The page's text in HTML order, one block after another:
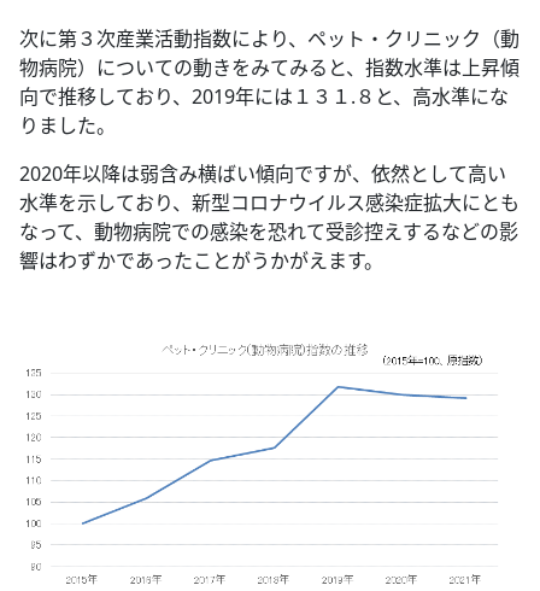
次に第３次産業活動指数により、ペット・クリニック（動
物病院）についての動きをみてみると、指数水準は上昇傾
向で推移しており、2019年には１３１.８と、高水準にな
りました。
2020年以降は弱含み横ばい傾向ですが、依然として高い
水準を示しており、新型コロナウイルス感染症拡大にとも
なって、動物病院での感染を恐れて受診控えするなどの影
響はわずかであったことがうかがえます。